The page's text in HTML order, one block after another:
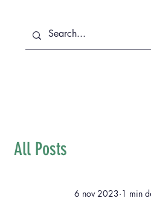
All Posts
6 nov 2023 1 min